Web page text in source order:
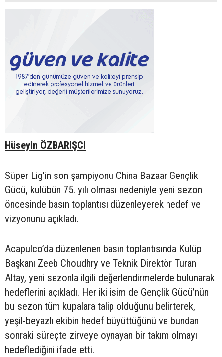
Hüseyin ÖZBARIŞCI
Süper Lig’in son şampiyonu China Bazaar Gençlik
Gücü, kulübün 75. yılı olması nedeniyle yeni sezon
öncesinde basın toplantısı düzenleyerek hedef ve
vizyonunu açıkladı.
Acapulco’da düzenlenen basın toplantısında Kulüp
Başkanı Zeeb Choudhry ve Teknik Direktör Turan
Altay, yeni sezonla ilgili değerlendirmelerde bulunarak
hedeflerini açıkladı. Her iki isim de Gençlik Gücü’nün
bu sezon tüm kupalara talip olduğunu belirterek,
yeşil-beyazlı ekibin hedef büyüttüğünü ve bundan
sonraki süreçte zirveye oynayan bir takım olmayı
hedeflediğini ifade etti.